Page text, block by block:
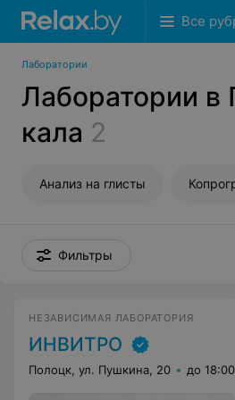
Все
Лаборатории
Лаборатории в
кала 2
Анализ на глисты
Фильтры
НЕЗАВИСИМАЯ ЛАБОРАТОРИЯ
ИНВИТРО
Полоцк, ул. Пушкина, 20 до 18:00